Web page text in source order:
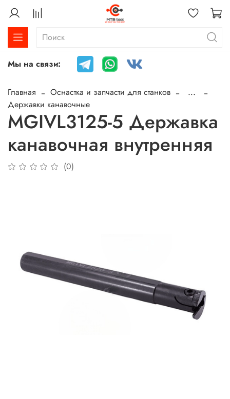
Мы на связи:
Главная Оснастка и запчасти для станков
...
Державки канавочные
MGIVL3125-5 Державка
канавочная внутренняя
(0)